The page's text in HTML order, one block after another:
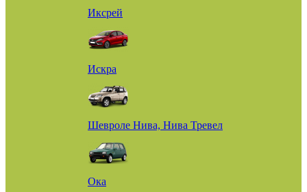
Иксрей
Искра
Шевроле Нива, Нива Тревел
Ока